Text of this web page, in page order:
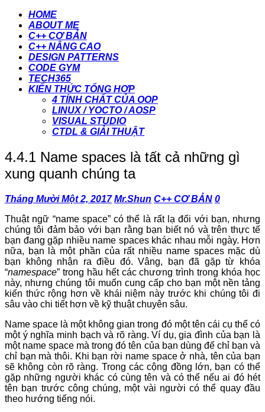
HOME
ABOUT ME
C++ CƠ BẢN
C++ NÂNG CAO
DESIGN PATTERNS
CODE GYM
TECH365
KIẾN THỨC TỔNG HỢP
4 TÍNH CHẤT CỦA OOP
LINUX / YOCTO / AOSP
VISUAL STUDIO
CTDL & GIẢI THUẬT
4.4.1 Name spaces là tất cả những gì
xung quanh chúng ta
Tháng Mười Một 2, 2017 Mr.Shun C++ CƠ BẢN 0
Thuật ngữ “name space” có thể là rất lạ đối với bạn, nhưng
chúng tôi đảm bảo với bạn rằng bạn biết nó và trên thực tế
bạn đang gặp nhiều name spaces khác nhau mỗi ngày. Hơn
nữa, bạn là một phần của rất nhiều name spaces mặc dù
bạn không nhận ra điều đó. Vâng, bạn đã gặp từ khóa
“namespace” trong hầu hết các chương trình trong khóa học
này, nhưng chúng tôi muốn cung cấp cho bạn một nền tảng
kiến thức rộng hơn về khái niệm này trước khi chúng tôi đi
sâu vào chi tiết hơn về kỹ thuật chuyên sâu.
Name space là một không gian trong đó một tên cái cụ thể có
một ý nghĩa minh bạch và rõ ràng. Ví dụ, gia đình của bạn là
một name space mà trong đó tên của bạn dùng để chỉ bạn và
chỉ bạn mà thôi. Khi bạn rời name space ở nhà, tên của bạn
sẽ không còn rõ ràng. Trong các cộng đồng lớn, bạn có thể
gặp những người khác có cùng tên và có thể nếu ai đó hét
tên bạn trước công chúng, một vài người có thể quay đầu
theo hướng tiếng nói.